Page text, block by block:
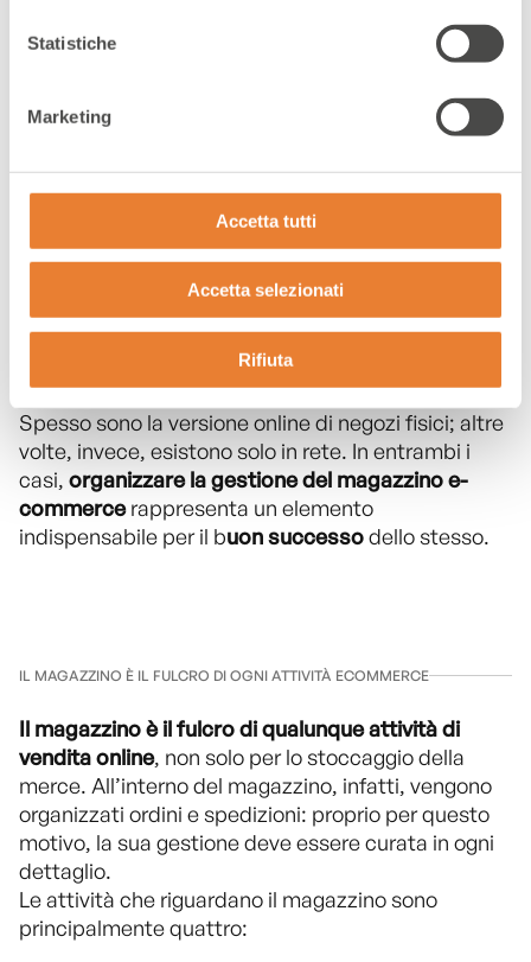
Statistiche
Marketing
Accetta tutti
Accetta selezionati
Rifiuta
Il magazzino
ecommerce
Gli e-commerce rappresentano una modalità
redditizia per implementare il proprio business.
Spesso sono la versione online di negozi fisici; altre
volte, invece, esistono solo in rete. In entrambi i
casi, organizzare la gestione del magazzinoe-
commercerappresenta un elemento
indispensabile per il buon successodello stesso.
IL MAGAZZINO È IL FULCRO DI OGNI ATTIVITÀ ECOMMERCE
Il magazzino è il fulcro di qualunque attività di
vendita online, non solo per lo stoccaggio della
merce. All’interno del magazzino, infatti, vengono
organizzati ordini e spedizioni: proprio per questo
motivo, la sua gestione deve essere curata in ogni
dettaglio.
Le attività che riguardano il magazzino sono
principalmente quattro: